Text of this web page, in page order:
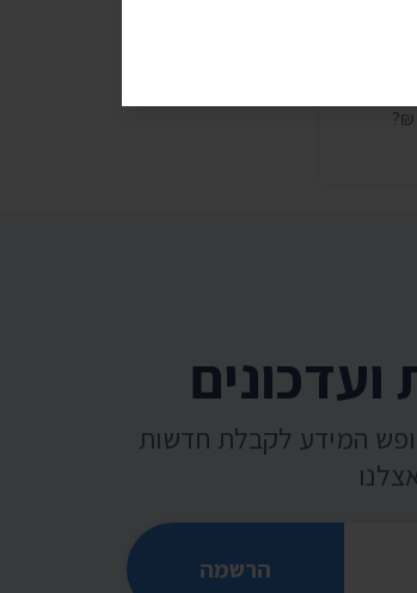
היכנסו עכשיו, זה לוקח דקה, ותרמו לנו את האגורות מהעודף בכל קנייה. קניתם ב-99.90 ₪?
המידע לקבלת חדשות
הרשמה